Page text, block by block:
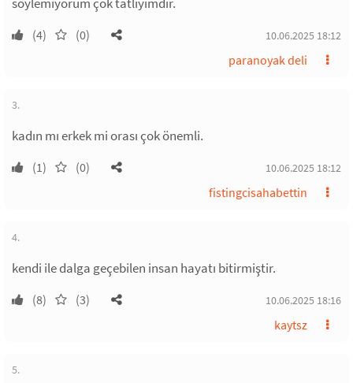
(4) (0) 10.06.2025 18:12
paranoyak deli
3.
kadın mı erkek mi orası çok önemli.
(1) (0) 10.06.2025 18:12
fistingcisahabettin
4.
kendi ile dalga geçebilen insan hayatı bitirmiştir.
(8) (3) 10.06.2025 18:16
kaytsz
5.